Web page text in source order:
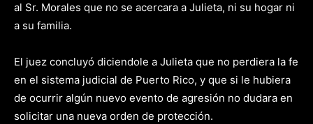
al Sr. Morales que no se acercara a Julieta, ni su hogar ni
a su familia.
El juez concluyó diciendole a Julieta que no perdiera la fe
en el sistema judicial de Puerto Rico, y que si le hubiera
de ocurrir algún nuevo evento de agresión no dudara en
solicitar una nueva orden de protección.